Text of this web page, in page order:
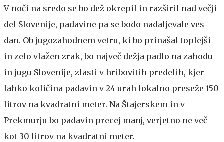
V noči na sredo se bo dež okrepil in razširil nad večji
del Slovenije, padavine pa se bodo nadaljevale ves
dan. Ob jugozahodnem vetru, ki bo prinašal toplejši
in zelo vlažen zrak, bo največ dežja padlo na zahodu
in jugu Slovenije, zlasti v hribovitih predelih, kjer
lahko količina padavin v 24 urah lokalno preseže 150
litrov na kvadratni meter. Na Štajerskem in v
Prekmurju bo padavin precej manj, verjetno ne več
kot 30 litrov na kvadratni meter.